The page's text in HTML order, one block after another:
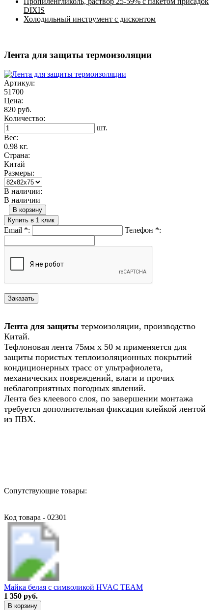
DIXIS
Холодильный инструмент с дисконтом
Лента для защиты термоизоляции
Артикул:
51700
Цена:
820 руб.
Количество:
шт.
Вес:
0.98 кг.
Страна:
Китай
Размеры:
В наличии:
В наличии
В корзину
Купить в 1 клик
Email *: Телефон *:
Лента для защиты термоизоляции, производство
Китай.
Тефлоновая лента 75мм х 50 м применяется для
защиты пористых теплоизоляционных покрытий
кондиционерных трасс от ультрафиолета,
механических повреждений, влаги и прочих
неблагоприятных погодных явлений.
Лента без клеевого слоя, по завершении монтажа
требуется дополнительная фиксация клейкой лентой
из ПВХ.
Сопутствующие товары:
Код товара - 02301
Майка белая с символикой HVAC TEAM
1 350 руб.
В корзину